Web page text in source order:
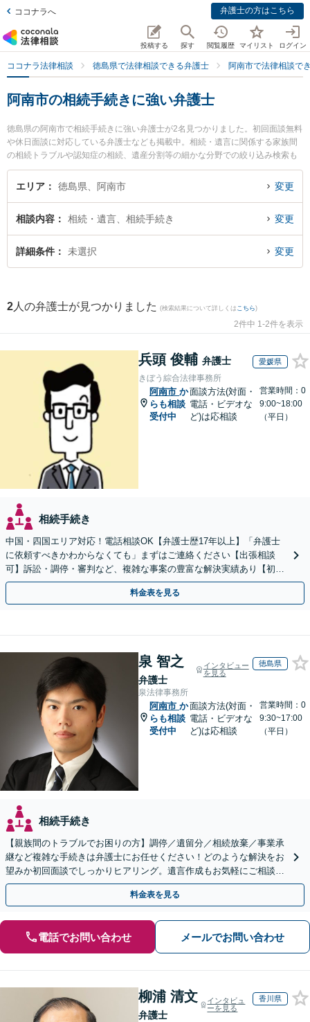
ココナラへ 弁護士の方はこちら
投稿する 探す 閲覧履歴 マイリスト ログイン
ココナラ法律相談 徳島県で法律相談できる弁護士 阿南市で法律相談で
阿南市の相続手続きに強い弁護士
徳島県の阿南市で相続手続きに強い弁護士が2名見つかりました。初回面談無料
や休日面談に対応している弁護士なども掲載中。相続・遺言に関係する家族間
の相続トラブルや認知症の相続、遺産分割等の細かな分野での絞り込み検索も
でき便利です。特にパシィフィコ法律事務所の大八木 孝弁護士やあなん共同法
律事務所の立石 量彦弁護士のプロフィール情報や弁護士費用、強みなどが注目
護士を検索したい』『初回相談無料で相続手続きを法律相談できる阿南市内の
弁護士に相談予約したい』などでお困りの相談者さんにおすすめです。
エリア 徳島県、阿南市 変更
相談内容 相続・遺言、相続手続き 変更
詳細条件 未選択 変更
2 人の弁護士が見つかりました (検索結果について詳しくは こちら)
2件中 1-2件を表示
兵頭 俊輔 弁護士 愛媛県
きぼう綜合法律事務所
阿南市 か
らも相談
受付中
面談方法(対面・
電話・ビデオな
ど)は応相談
営業時間：0
9:00~18:00
（平日）
相続手続き
中国・四国エリア対応！電話相談OK【弁護士歴17年以上】「弁護士
に依頼すべきかわからなくても」まずはご連絡ください【出張相談
可】訴訟・調停・審判など、複雑な事案の豊富な解決実績あり【初回
相談無料】初回面談のみで解決できるケースもあります
料金表を見る
泉 智之
弁護士
インタビュー
を見る
徳島県
泉法律事務所
阿南市 か
らも相談
受付中
面談方法(対面・
電話・ビデオな
ど)は応相談
営業時間：0
9:30~17:00
（平日）
相続手続き
【親族間のトラブルでお困りの方】調停／遺留分／相続放棄／事業承
継など複雑な手続きは弁護士にお任せください！どのような解決をお
望みか初回面談でしっかりヒアリング。遺言作成もお気軽にご相談く
ださい。
料金表を見る
電話でお問い合わせ メールでお問い合わせ
柳浦 清文
弁護士
インタビュ
ーを見る
香川県